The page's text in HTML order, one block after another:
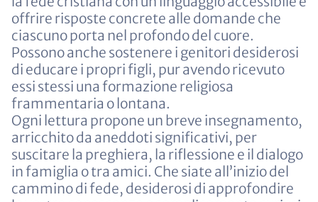
offrire risposte concrete alle domande che
ciascuno porta nel profondo del cuore.
Possono anche sostenere i genitori desiderosi
di educare i propri figli, pur avendo ricevuto
essi stessi una formazione religiosa
frammentaria o lontana.
Ogni lettura propone un breve insegnamento,
arricchito da aneddoti significativi, per
suscitare la preghiera, la riflessione e il dialogo
in famiglia o tra amici. Che siate all’inizio del
cammino di fede, desiderosi di approfondire